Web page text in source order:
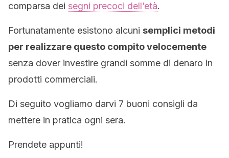
comparsa dei segni precoci dell’età.
Fortunatamente esistono alcuni semplici metodi
per realizzare questo compito velocemente
senza dover investire grandi somme di denaro in
prodotti commerciali.
Di seguito vogliamo darvi 7 buoni consigli da
mettere in pratica ogni sera.
Prendete appunti!